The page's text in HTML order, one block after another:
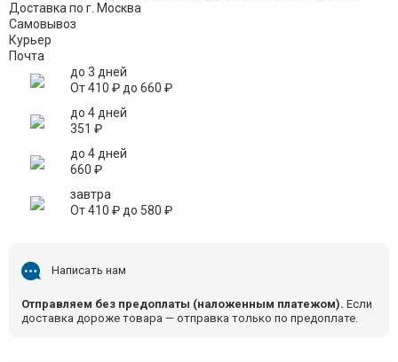
Доставка по г. Москва
Самовывоз
Курьер
Почта
до 3 дней
От 410 ₽ до 660 ₽
до 4 дней
351 ₽
до 4 дней
660 ₽
завтра
От 410 ₽ до 580 ₽
Написать нам
Отправляем без предоплаты (наложенным платежом). Если
доставка дороже товара — отправка только по предоплате.